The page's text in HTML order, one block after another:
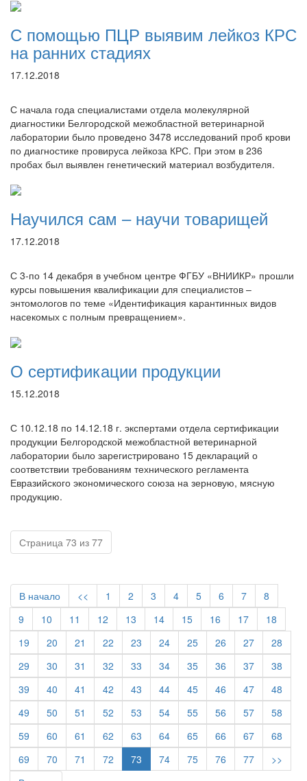
С помощью ПЦР выявим лейкоз КРС
на ранних стадиях
17.12.2018
С начала года специалистами отдела молекулярной
диагностики Белгородской межобластной ветеринарной
лаборатории было проведено 3478 исследований проб крови
по диагностике провируса лейкоза КРС. При этом в 236
пробах был выявлен генетический материал возбудителя.
Научился сам – научи товарищей
17.12.2018
С 3-по 14 декабря в учебном центре ФГБУ «ВНИИКР» прошли
курсы повышения квалификации для специалистов –
энтомологов по теме «Идентификация карантинных видов
насекомых с полным превращением».
О сертификации продукции
15.12.2018
С 10.12.18 по 14.12.18 г. экспертами отдела сертификации
продукции Белгородской межобластной ветеринарной
лаборатории было зарегистрировано 15 деклараций о
соответствии требованиям технического регламента
Евразийского экономического союза на зерновую, мясную
продукцию.
Страница 73 из 77
В начало << 1 2 3 4 5 6 7
8
9
10 11 12 13 14 15 16 17
18
19
20 21 22 23 24 25 26 27
28
29
30 31 32 33 34 35 36 37
38
39
40 41 42 43 44 45 46 47
48
49
50 51 52 53 54 55 56 57
58
59
60 61 62 63 64 65 66 67
68
69
70 71 72 73 74 75 76 77
>>